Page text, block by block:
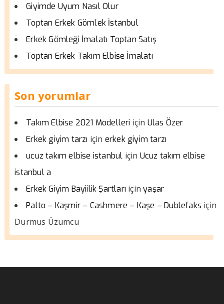
Giyimde Uyum Nasıl Olur
Toptan Erkek Gömlek İstanbul
Erkek Gömleği İmalatı Toptan Satış
Toptan Erkek Takım Elbise İmalatı
Son yorumlar
Takım Elbise 2021 Modelleri için Ulas Özer
Erkek giyim tarzı için erkek giyim tarzı
ucuz takım elbise istanbul için Ucuz takım elbise
istanbul a
Erkek Giyim Bayiilik Şartları içinyaşar
Palto – Kaşmir – Cashmere – Kaşe – Dublefaks için
Durmus Üzümcü